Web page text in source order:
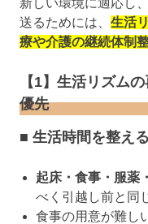
新しい環境に適応し
送るためには、 生活
療や介護の継続体制
【1】生活リズム
優先
■ 生活時間を整える
起床・食事・服薬
べく引越し前と同
食事の用意が難し